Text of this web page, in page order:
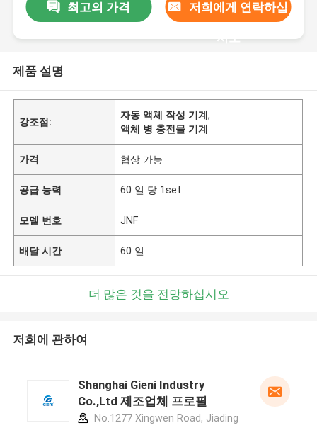
최고의 가격 저희에게 연락하십
시오
제품 설명
강조점:
자동 액체 작성 기계,
액체 병 충전물 기계
가격 협상 가능
공급 능력 60 일 당 1set
모델 번호 JNF
배달 시간 60 일
더 많은 것을 전망하십시오
저희에 관하여
Shanghai Gieni Industry
Co.,Ltd 제조업체 프로필
No.1277 Xingwen Road, Jiading